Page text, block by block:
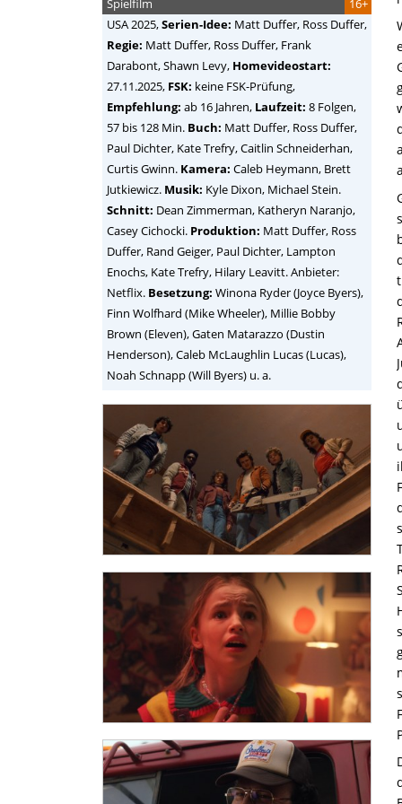
16+
Spielfilm
USA2025,Serien-Idee: Matt Duffer, Ross Duffer,
Regie: Matt Duffer, Ross Duffer, Frank
Darabont, Shawn Levy, Homevideostart:
27.11.2025, FSK: keine FSK-Prüfung,
Empfehlung: ab 16 Jahren, Laufzeit: 8 Folgen,
57 bis 128 Min. Buch: Matt Duffer, Ross Duffer,
Paul Dichter, Kate Trefry, Caitlin Schneiderhan,
Curtis Gwinn. Kamera: Caleb Heymann, Brett
Jutkiewicz. Musik: Kyle Dixon, Michael Stein.
Schnitt: Dean Zimmerman, Katheryn Naranjo,
Casey Cichocki. Produktion: Matt Duffer, Ross
Duffer, Rand Geiger, Paul Dichter, Lampton
Enochs, Kate Trefry, Hilary Leavitt. Anbieter:
Netflix. Besetzung: Winona Ryder (Joyce Byers),
Finn Wolfhard (Mike Wheeler), Millie Bobby
Brown (Eleven), Gaten Matarazzo (Dustin
Henderson), Caleb McLaughlin Lucas (Lucas),
Noah Schnapp (Will Byers) u. a.